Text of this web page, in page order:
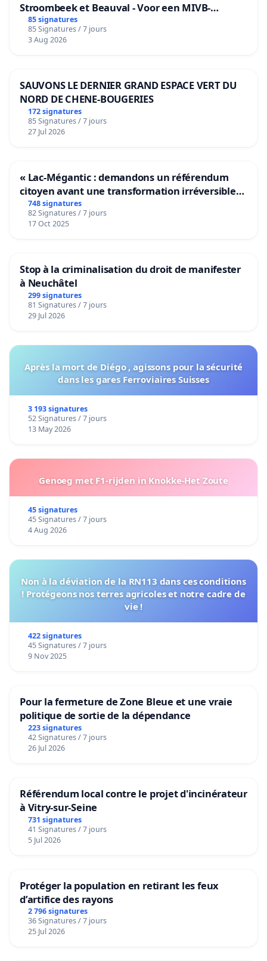
Stroombeek et Beauval - Voor een MIVB-
bediening van de wijken Strombeek en Het
Voor
85 signatures
85 Signatures / 7 jours
3 Aug 2026
SAUVONS LE DERNIER GRAND ESPACE VERT DU
NORD DE CHENE-BOUGERIES
172 signatures
85 Signatures / 7 jours
27 Jul 2026
« Lac-Mégantic : demandons un référendum
citoyen avant une transformation irréversible
de notre territoire »
748 signatures
82 Signatures / 7 jours
17 Oct 2025
Stop à la criminalisation du droit de manifester
à Neuchâtel
299 signatures
81 Signatures / 7 jours
29 Jul 2026
Après la mort de Diégo , agissons pour la sécurité
dans les gares Ferroviaires Suisses
3 193 signatures
52 Signatures / 7 jours
13 May 2026
Genoeg met F1-rijden in Knokke-Het Zoute
45 signatures
45 Signatures / 7 jours
4 Aug 2026
Non à la déviation de la RN113 dans ces conditions
! Protégeons nos terres agricoles et notre cadre de
vie !
422 signatures
45 Signatures / 7 jours
9 Nov 2025
Pour la fermeture de Zone Bleue et une vraie
politique de sortie de la dépendance
223 signatures
42 Signatures / 7 jours
26 Jul 2026
Référendum local contre le projet d'incinérateur
à Vitry-sur-Seine
731 signatures
41 Signatures / 7 jours
5 Jul 2026
Protéger la population en retirant les feux
d’artifice des rayons
2 796 signatures
36 Signatures / 7 jours
25 Jul 2026